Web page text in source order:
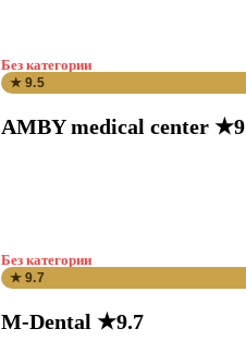
Без категории
★ 9.5
AMBY medical center
Без категории
★ 9.7
M-Dental ★9.7